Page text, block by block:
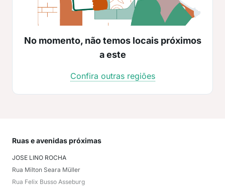
No momento, não temos locais próximos
a este
Confira outras regiões
Ruas e avenidas próximas
JOSE LINO ROCHA
Rua Milton Seara Müller
Rua Felix Busso Asseburg